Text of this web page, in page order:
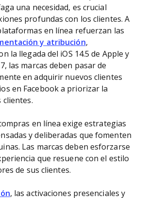
una necesidad, es crucial
profundas con los clientes. A
en línea refuerzan las
y atribución,
la llegada del iOS 14.5 de Apple y
las marcas deben pasar de
en adquirir nuevos clientes
en Facebook a priorizar la
clientes.
en línea exige estrategias
y deliberadas que fomenten
Las marcas deben esforzarse
que resuene con el estilo
de sus clientes.
, las activaciones presenciales y